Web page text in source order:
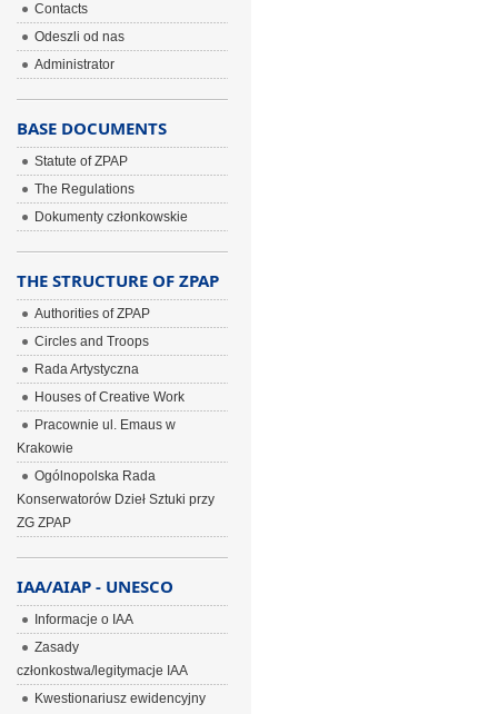
Contacts
Odeszli od nas
Administrator
BASE DOCUMENTS
Statute of ZPAP
The Regulations
Dokumenty członkowskie
THE STRUCTURE OF ZPAP
Authorities of ZPAP
Circles and Troops
Rada Artystyczna
Houses of Creative Work
Pracownie ul. Emaus w
Krakowie
Ogólnopolska Rada
Konserwatorów Dzieł Sztuki przy
ZG ZPAP
IAA/AIAP - UNESCO
Informacje o IAA
Zasady
członkostwa/legitymacje IAA
Kwestionariusz ewidencyjny